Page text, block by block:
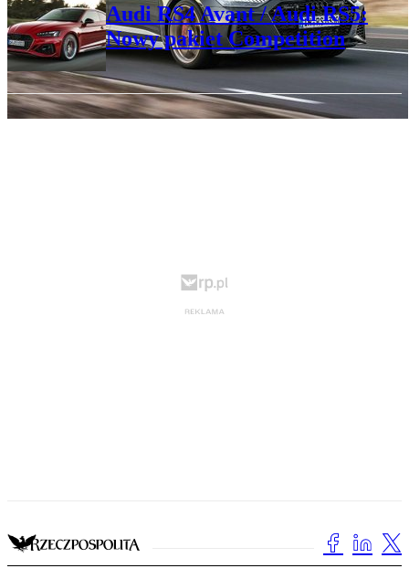
Audi RS4 Avant / Audi RS5:
Nowy pakiet Competition